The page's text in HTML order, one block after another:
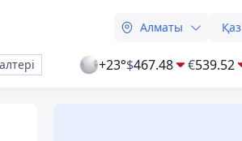
Алматы Қаз
+23°$467.48 €539.52